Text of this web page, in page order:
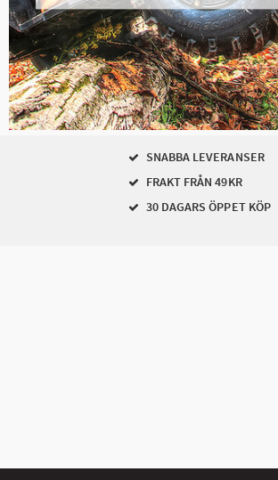
SNABBA LEVERANSER
FRAKT FRÅN 49KR
30 DAGARS ÖPPET KÖP